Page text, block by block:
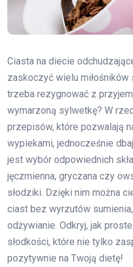
Ciasta na diecie
zaskoczyć wielu miłośników
trzeba rezygnować z
wymarzoną sylwetkę? W
przepisów, które pozwalają
wypiekami, jednocześnie
jest wybór odpowiednich
jęczmienna, gryczana czy
słodziki. Dzięki nim można
ciast bez wyrzutów
odżywianie. Odkryj, jak
słodkości, które nie tylko
pozytywnie na Twoją dietę!